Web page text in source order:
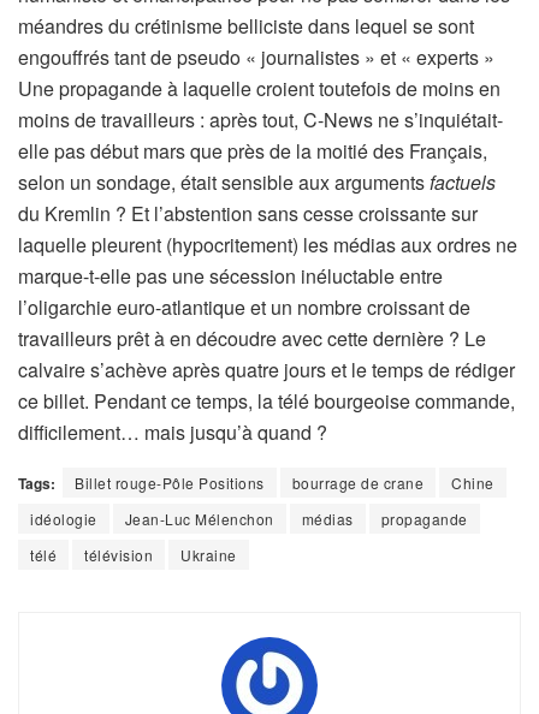
méandres du crétinisme belliciste dans lequel se sont
engouffrés tant de pseudo « journalistes » et « experts »
Une propagande à laquelle croient toutefois de moins en
moins de travailleurs : après tout, C-News ne s’inquiétait-
elle pas début mars que près de la moitié des Français,
selon un sondage, était sensible aux argumentsfactuels
du Kremlin ? Et l’abstention sans cesse croissante sur
laquelle pleurent (hypocritement) les médias aux ordres ne
marque-t-elle pas une sécession inéluctable entre
l’oligarchie euro-atlantique et un nombre croissant de
travailleurs prêt à en découdre avec cette dernière ? Le
calvaire s’achève après quatre jours et le temps de rédiger
ce billet. Pendant ce temps, la télé bourgeoise commande,
difficilement… mais jusqu’à quand ?
Tags: Billet rouge-Pôle Positions bourrage de crane
Chine
idéologie
Jean-Luc Mélenchon médias
propagande
télé
télévision Ukraine